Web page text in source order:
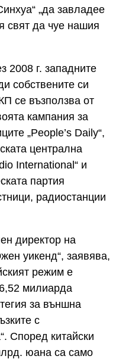
„да завладее
свят да чуе нашия
2008 г. западните
собствените си
се възползва от
кампания за
„People’s Daily“,
централна
International“ и
партия
радиостанции
директор на
уикенд“, заявява,
режим е
милиарда
за външна
с
Според китайски
юана са само